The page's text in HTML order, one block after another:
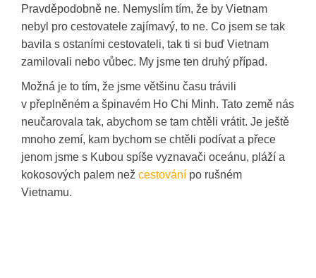
Pravděpodobně ne. Nemyslím tím, že by Vietnam
nebyl pro cestovatele zajímavý, to ne. Co jsem se tak
bavila s ostaními cestovateli, tak ti si buď Vietnam
zamilovali nebo vůbec. My jsme ten druhý případ.
Možná je to tím, že jsme většinu času trávili
v přeplněném a špinavém Ho Chi Minh. Tato země nás
neučarovala tak, abychom se tam chtěli vrátit. Je ještě
mnoho zemí, kam bychom se chtěli podívat a přece
jenom jsme s Kubou spíše vyznavači oceánu, pláží a
kokosových palem než cestování po rušném
Vietnamu.